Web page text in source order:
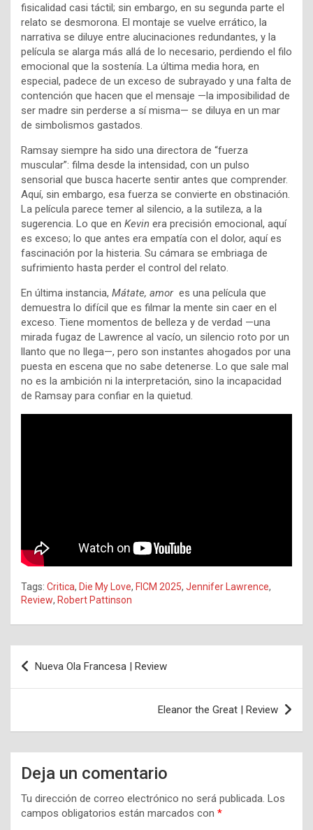
fisicalidad casi táctil; sin embargo, en su segunda parte el
relato se desmorona. El montaje se vuelve errático, la
narrativa se diluye entre alucinaciones redundantes, y la
película se alarga más allá de lo necesario, perdiendo el filo
emocional que la sostenía. La última media hora, en
especial, padece de un exceso de subrayado y una falta de
contención que hacen que el mensaje —la imposibilidad de
ser madre sin perderse a sí misma— se diluya en un mar
de simbolismos gastados.
Ramsay siempre ha sido una directora de “fuerza
muscular”: filma desde la intensidad, con un pulso
sensorial que busca hacerte sentir antes que comprender.
Aquí, sin embargo, esa fuerza se convierte en obstinación.
La película parece temer al silencio, a la sutileza, a la
sugerencia. Lo que en Kevin era precisión emocional, aquí
es exceso; lo que antes era empatía con el dolor, aquí es
fascinación por la histeria. Su cámara se embriaga de
sufrimiento hasta perder el control del relato.
En última instancia, Mátate, amores una película que
demuestra lo difícil que es filmar la mente sin caer en el
exceso. Tiene momentos de belleza y de verdad —una
mirada fugaz de Lawrence al vacío, un silencio roto por un
llanto que no llega—, pero son instantes ahogados por una
puesta en escena que no sabe detenerse. Lo que sale mal
no es la ambición ni la interpretación, sino la incapacidad
de Ramsay para confiar en la quietud.
Tags: Critica, Die My Love, FICM 2025, Jennifer Lawrence,
Review, Robert Pattinson
Navegación
de
Nueva Ola Francesa | Review
Eleanor the Great | Review
Deja un comentario
Tu dirección de correo electrónico no será publicada. Los
campos obligatorios están marcados con *